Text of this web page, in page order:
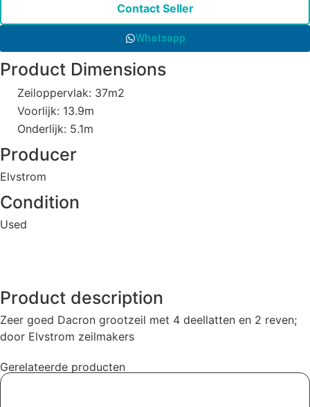
Contact Seller
Whatsapp
Product Dimensions
Zeiloppervlak: 37m2
Voorlijk: 13.9m
Onderlijk: 5.1m
Producer
Elvstrom
Condition
Used
Product description
Zeer goed Dacron grootzeil met 4 deellatten en 2 reven;
door Elvstrom zeilmakers
Gerelateerde producten